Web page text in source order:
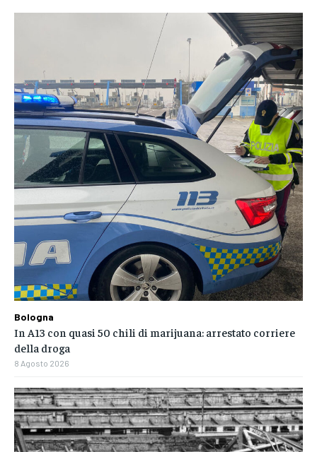
Bologna
In A13 con quasi 50 chili di marijuana: arrestato corriere
della droga
8 Agosto 2026